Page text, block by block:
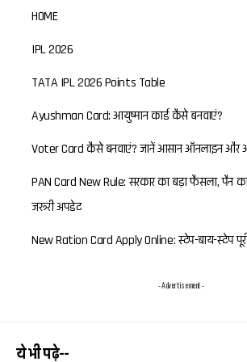
HOME
IPL 2026
TATA IPL 2026 Points Table
Ayushman Card: आयुष्मान कार्ड कैसे बनवाएं?
Voter Card कैसे बनवाएं? जानें आसान ऑनलाइन और
PAN Card New Rule: सरकार का बड़ा फैसला, पैन
जरूरी अपडेट
New Ration Card Apply Online: स्टेप-बाय-स्टेप
- Advertisement -
ये भी पढ़े--